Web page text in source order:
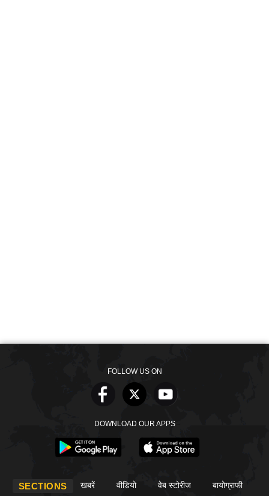
FOLLOW US ON
DOWNLOAD OUR APPS
SECTIONS खबरें वीडियो वेब स्टोरीज बायोग्राफी